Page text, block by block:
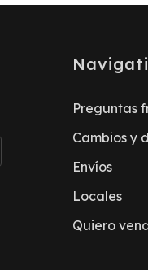
Preguntas
Cambios y
Envíos
Locales
Quiero